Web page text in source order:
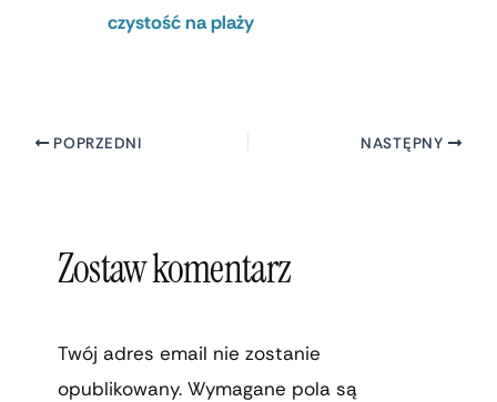
czystość na plaży
POPRZEDNI NASTĘPNY
Zostaw komentarz
Twój adres email nie zostanie
opublikowany. Wymagane pola są